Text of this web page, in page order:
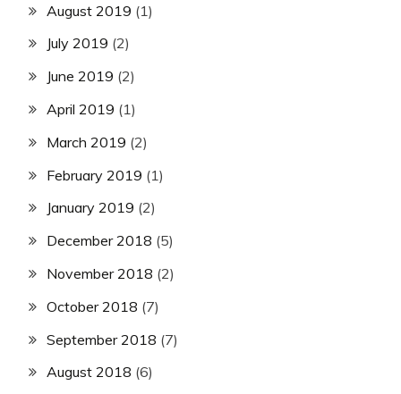
August 2019 (1)
July 2019 (2)
June 2019 (2)
April 2019 (1)
March 2019 (2)
February 2019 (1)
January 2019 (2)
December 2018 (5)
November 2018 (2)
October 2018 (7)
September 2018 (7)
August 2018 (6)